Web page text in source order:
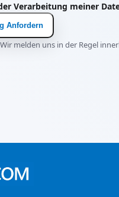
Verarbeitung meiner
Anfordern
melden uns in der Regel